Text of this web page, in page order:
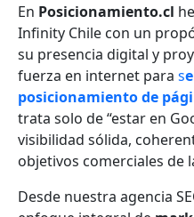
En Posicionamiento.cl
Infinity Chile con un
su presencia digital y
fuerza en internet para s
posicionamiento de
trata solo de “estar en
visibilidad sólida,
objetivos comerciales de
Desde nuestra agencia